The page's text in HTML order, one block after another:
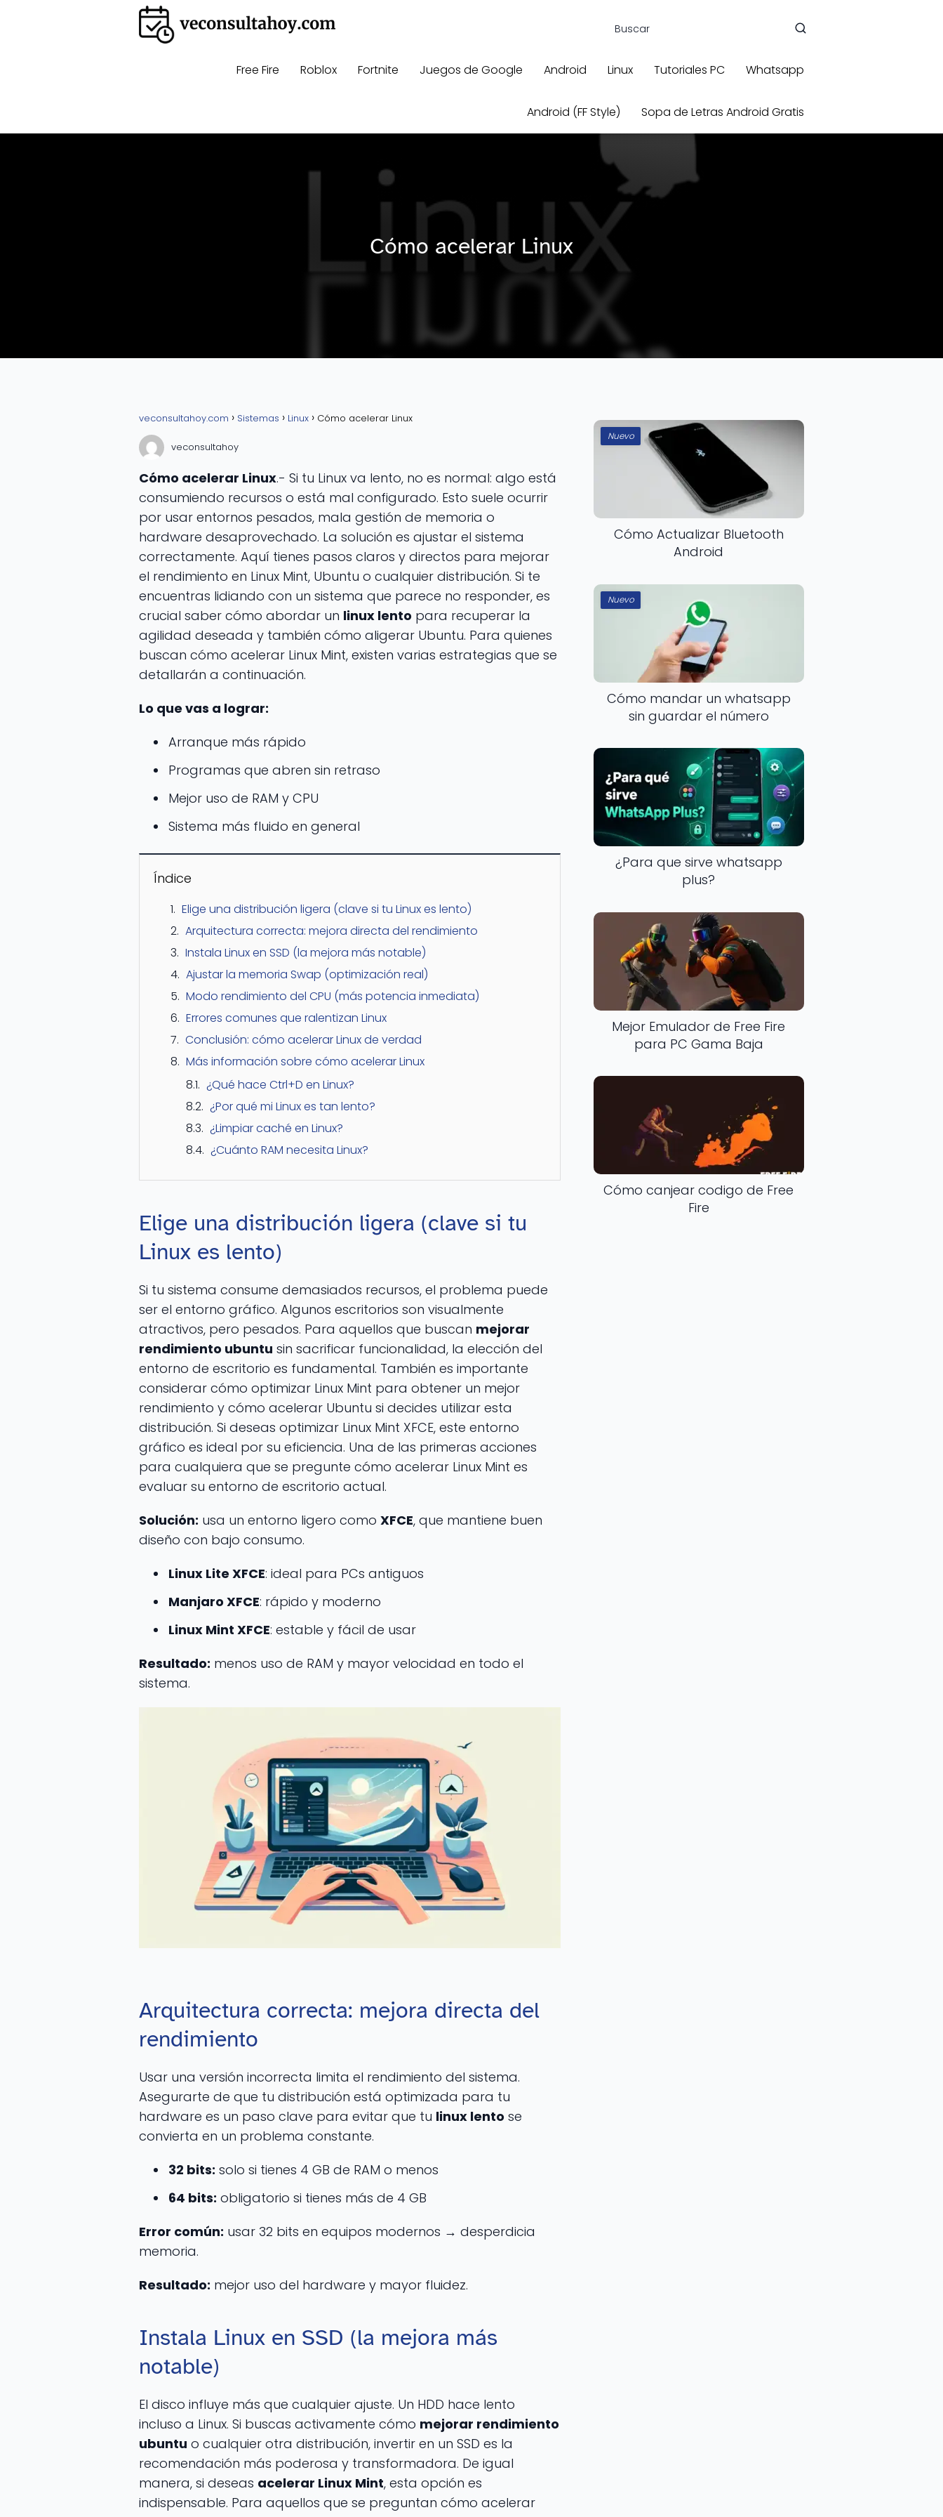
Free Fire Roblox Fortnite Juegos de Google Android Linux Tutoriales PC Whatsapp
Android (FF Style) Sopa de Letras Android Gratis
Cómo acelerar Linux
veconsultahoy.com Sistemas Linux Cómo acelerar Linux
veconsultahoy
Cómo acelerar Linux.- Si tu Linux va lento, no es normal: algo está
consumiendo recursos o está mal configurado. Esto suele ocurrir
por usar entornos pesados, mala gestión de memoria o
hardware desaprovechado. La solución es ajustar el sistema
correctamente. Aquí tienes pasos claros y directos para mejorar
el rendimiento en Linux Mint, Ubuntu o cualquier distribución. Si te
encuentras lidiando con un sistema que parece no responder, es
crucial saber cómo abordar un linux lento para recuperar la
agilidad deseada y también cómo aligerar Ubuntu. Para quienes
buscan cómo acelerar Linux Mint, existen varias estrategias que se
detallarán a continuación.
Lo que vas a lograr:
Arranque más rápido
Programas que abren sin retraso
Mejor uso de RAM y CPU
Sistema más fluido en general
Índice
Elige una distribución ligera (clave si tu Linux es lento)
Arquitectura correcta: mejora directa del rendimiento
Instala Linux en SSD (la mejora más notable)
Ajustar la memoria Swap (optimización real)
Modo rendimiento del CPU (más potencia inmediata)
Errores comunes que ralentizan Linux
Conclusión: cómo acelerar Linux de verdad
Más información sobre cómo acelerar Linux
¿Qué hace Ctrl+D en Linux?
¿Por qué mi Linux es tan lento?
¿Limpiar caché en Linux?
¿Cuánto RAM necesita Linux?
Elige una distribución ligera (clave si tu
Linux es lento)
Si tu sistema consume demasiados recursos, el problema puede
ser el entorno gráfico. Algunos escritorios son visualmente
atractivos, pero pesados. Para aquellos que buscan mejorar
rendimiento ubuntu sin sacrificar funcionalidad, la elección del
entorno de escritorio es fundamental. También es importante
considerar cómo optimizar Linux Mint para obtener un mejor
rendimiento y cómo acelerar Ubuntu si decides utilizar esta
distribución. Si deseas optimizar Linux Mint XFCE, este entorno
gráfico es ideal por su eficiencia. Una de las primeras acciones
para cualquiera que se pregunte cómo acelerar Linux Mint es
evaluar su entorno de escritorio actual.
Solución: usa un entorno ligero como XFCE, que mantiene buen
diseño con bajo consumo.
Linux Lite XFCE: ideal para PCs antiguos
Manjaro XFCE: rápido y moderno
Linux Mint XFCE: estable y fácil de usar
Resultado: menos uso de RAM y mayor velocidad en todo el
sistema.
Arquitectura correcta: mejora directa del
rendimiento
Usar una versión incorrecta limita el rendimiento del sistema.
Asegurarte de que tu distribución está optimizada para tu
hardware es un paso clave para evitar que tu linux lento se
convierta en un problema constante.
32 bits: solo si tienes 4 GB de RAM o menos
64 bits: obligatorio si tienes más de 4 GB
Error común: usar 32 bits en equipos modernos → desperdicia
memoria.
Resultado: mejor uso del hardware y mayor fluidez.
Instala Linux en SSD (la mejora más
notable)
El disco influye más que cualquier ajuste. Un HDD hace lento
incluso a Linux. Si buscas activamente cómo mejorar rendimiento
ubuntu o cualquier otra distribución, invertir en un SSD es la
recomendación más poderosa y transformadora. De igual
manera, si deseas acelerar Linux Mint, esta opción es
indispensable. Para aquellos que se preguntan cómo acelerar
Nuevo
Cómo Actualizar Bluetooth
Android
Nuevo
Cómo mandar un whatsapp
sin guardar el número
¿Para que sirve whatsapp
plus?
Mejor Emulador de Free Fire
para PC Gama Baja
Cómo canjear codigo de Free
Fire